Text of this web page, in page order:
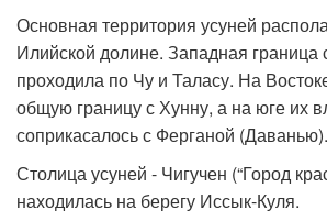
Основная территория усуней
Илийской долине. Западная граница
проходила по Чу и Таласу. На
общую границу с Хунну, а на юге их
соприкасалось с Ферганой (Даванью).
Столица усуней - Чигучен (“Город
находилась на берегу Иссык-Куля.